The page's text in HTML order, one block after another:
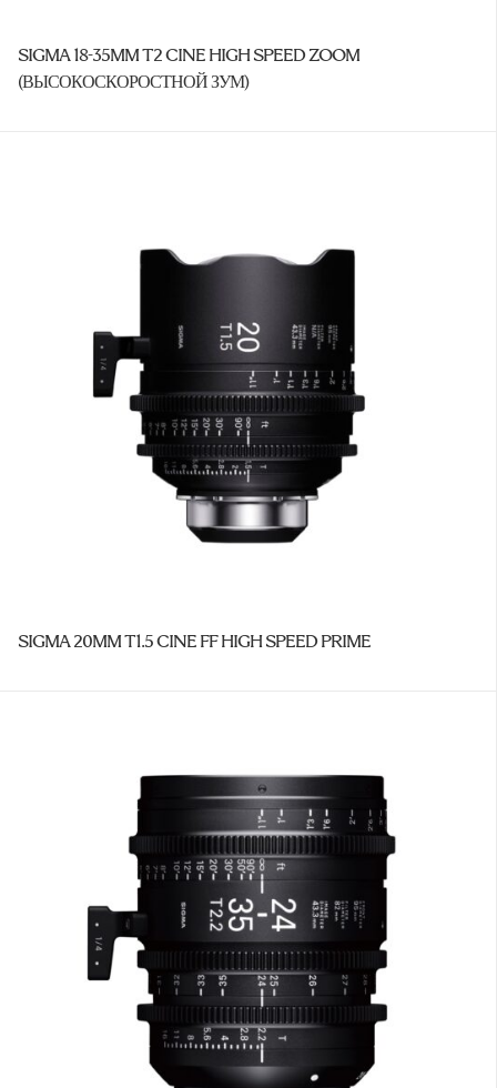
SIGMA 18-35MM T2 CINE HIGH SPEED ZOOM
(ВЫСОКОСКОРОСТНОЙ ЗУМ)
SIGMA 20MM T1.5 CINE FF HIGH SPEED PRIME